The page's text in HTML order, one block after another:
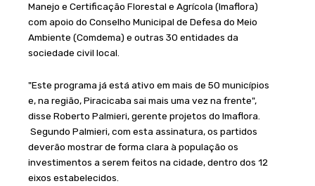
Manejo e Certificação Florestal e Agrícola (Imaflora)
com apoio do Conselho Municipal de Defesa do Meio
Ambiente (Comdema) e outras 30 entidades da
sociedade civil local.
"Este programa já está ativo em mais de 50 municípios
e, na região, Piracicaba sai mais uma vez na frente",
disse Roberto Palmieri, gerente projetos do Imaflora.
Segundo Palmieri, com esta assinatura, os partidos
deverão mostrar de forma clara à população os
investimentos a serem feitos na cidade, dentro dos 12
eixos estabelecidos.